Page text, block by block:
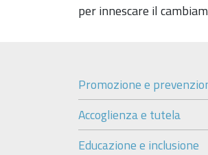
per innescare il
Promozione e
Accoglienza e tutela
Educazione e inclusione